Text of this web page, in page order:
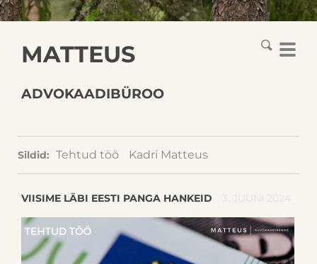
MATTEUS
ADVOKAADIBÜROO
Sildid: Tehtud töö Kadri Matteus
VIISIME LÄBI EESTI PANGA HANKEID